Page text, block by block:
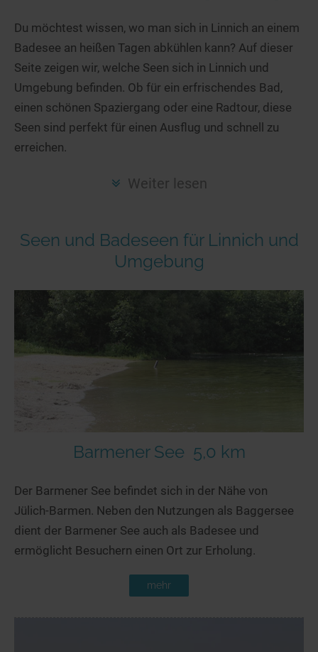
Stand Up Paddeling
Kitesurfen
Kanu- & Kajaktouren
Badeseen in Deutschland
Genuss pur
Wellness am See
Direkt am Wasser
Unterkünfte
Hotels am See
Ferienwohnungen
Hausboote
Camping
Ferienwohnungen
Hausboote
Camping am See
Top-Hotels
Top-Hotel Empfehlungen
Familienhotels
Ausgefallenes
Hundefreundliche Unterkünfte
Finde Deinen See
Seen in Deiner Nähe
Seen in Deutschland
Seen in Europa
Strandbad-Verzeichnis
Überwachte Badestellen
Top Seen nach Bundesländern
Deutschlands Lieblingsseen
Seen in Europa
Österreich
Frankreich
Niederlande
alle Länder…
Du möchtest wissen, wo man sich in Linnich an einem
Badesee an heißen Tagen abkühlen kann? Auf dieser
Seite zeigen wir, welche Seen sich in Linnich und
Umgebung befinden. Ob für ein erfrischendes Bad,
einen schönen Spaziergang oder eine Radtour, diese
Seen sind perfekt für einen Ausflug und schnell zu
erreichen.
Weiter lesen
Seen und Badeseen für Linnich und
Umgebung
Barmener See 5,0 km
Der Barmener See befindet sich in der Nähe von
Jülich-Barmen. Neben den Nutzungen als Baggersee
dient der Barmener See auch als Badesee und
ermöglicht Besuchern einen Ort zur Erholung.
mehr